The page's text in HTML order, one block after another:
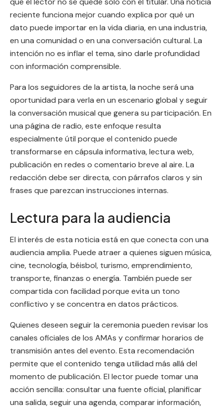
reciente funciona mejor cuando explica por qué un
dato puede importar en la vida diaria, en una industria,
en una comunidad o en una conversación cultural. La
intención no es inflar el tema, sino darle profundidad
con información comprensible.
Para los seguidores de la artista, la noche será una
oportunidad para verla en un escenario global y seguir
la conversación musical que genera su participación. En
una página de radio, este enfoque resulta
especialmente útil porque el contenido puede
transformarse en cápsula informativa, lectura web,
publicación en redes o comentario breve al aire. La
redacción debe ser directa, con párrafos claros y sin
frases que parezcan instrucciones internas.
Lectura para la audiencia
El interés de esta noticia está en que conecta con una
audiencia amplia. Puede atraer a quienes siguen música,
cine, tecnología, béisbol, turismo, emprendimiento,
transporte, finanzas o energía. También puede ser
compartida con facilidad porque evita un tono
conflictivo y se concentra en datos prácticos.
Quienes deseen seguir la ceremonia pueden revisar los
canales oficiales de los AMAs y confirmar horarios de
transmisión antes del evento. Esta recomendación
permite que el contenido tenga utilidad más allá del
momento de publicación. El lector puede tomar una
acción sencilla: consultar una fuente oficial, planificar
una salida, seguir una agenda, comparar información,